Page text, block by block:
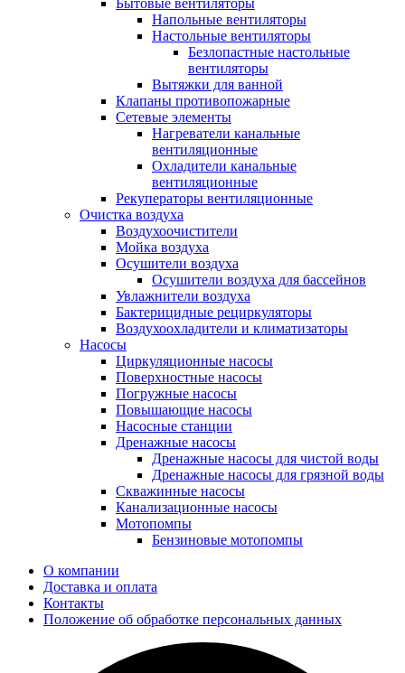
Напольные вентиляторы
Настольные вентиляторы
Безлопастные настольные
вентиляторы
Вытяжки для ванной
Клапаны противопожарные
Сетевые элементы
Нагреватели канальные
вентиляционные
Охладители канальные
вентиляционные
Рекуператоры вентиляционные
Очистка воздуха
Воздухоочистители
Мойка воздуха
Осушители воздуха
Осушители воздуха для бассейнов
Увлажнители воздуха
Бактерицидные рециркуляторы
Воздухоохладители и климатизаторы
Насосы
Циркуляционные насосы
Поверхностные насосы
Погружные насосы
Повышающие насосы
Насосные станции
Дренажные насосы
Дренажные насосы для чистой воды
Дренажные насосы для грязной воды
Скважинные насосы
Канализационные насосы
Мотопомпы
Бензиновые мотопомпы
О компании
Доставка и оплата
Контакты
Положение об обработке персональных данных